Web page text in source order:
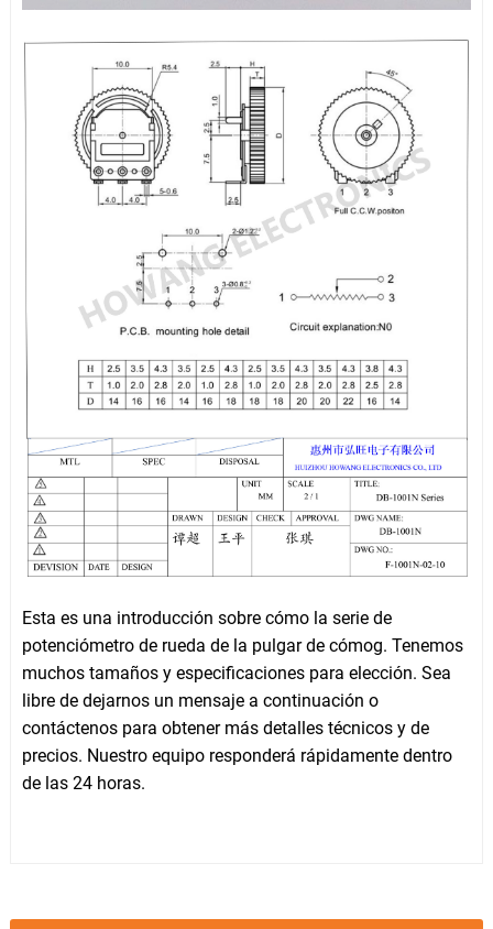
Esta es una introducción sobre cómo la serie de
potenciómetro de rueda de la pulgar de cómog. Tenemos
muchos tamaños y especificaciones para elección. Sea
libre de dejarnos un mensaje a continuación o
contáctenos para obtener más detalles técnicos y de
precios. Nuestro equipo responderá rápidamente dentro
de las 24 horas.